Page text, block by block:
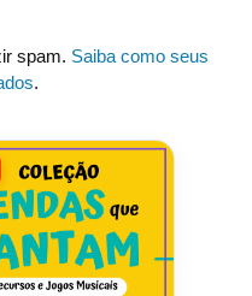
spam. Saiba como seus
.